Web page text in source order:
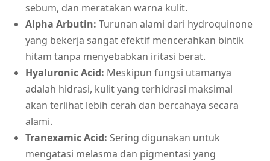
sebum, dan meratakan warna kulit.
Alpha Arbutin: Turunan alami dari hydroquinone
yang bekerja sangat efektif mencerahkan bintik
hitam tanpa menyebabkan iritasi berat.
Hyaluronic Acid: Meskipun fungsi utamanya
adalah hidrasi, kulit yang terhidrasi maksimal
akan terlihat lebih cerah dan bercahaya secara
alami.
Tranexamic Acid: Sering digunakan untuk
mengatasi melasma dan pigmentasi yang